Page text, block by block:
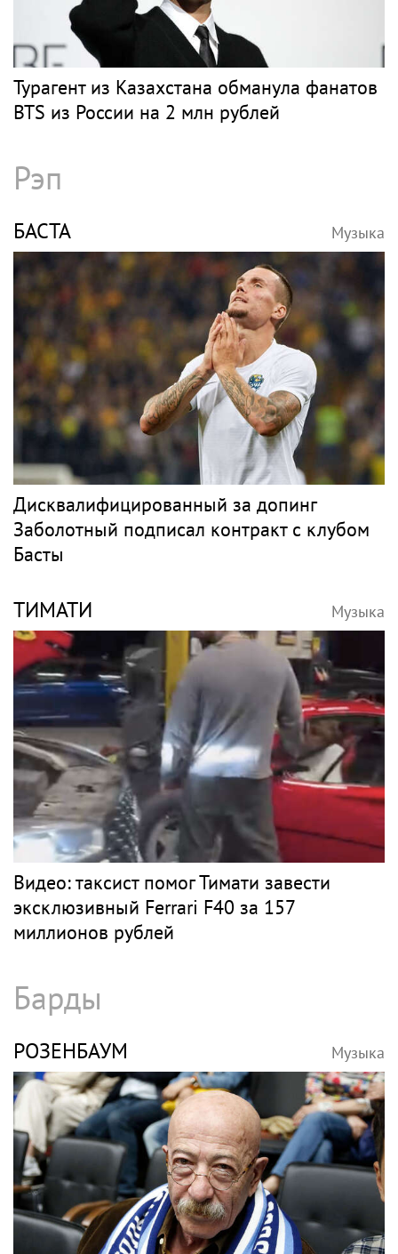
Турагент из Казахстана обманула фанатов
BTS из России на 2 млн рублей
Рэп
БАСТА Музыка
Дисквалифицированный за допинг
Заболотный подписал контракт с клубом
Басты
ТИМАТИ Музыка
Видео: таксист помог Тимати завести
эксклюзивный Ferrari F40 за 157
миллионов рублей
Барды
РОЗЕНБАУМ Музыка